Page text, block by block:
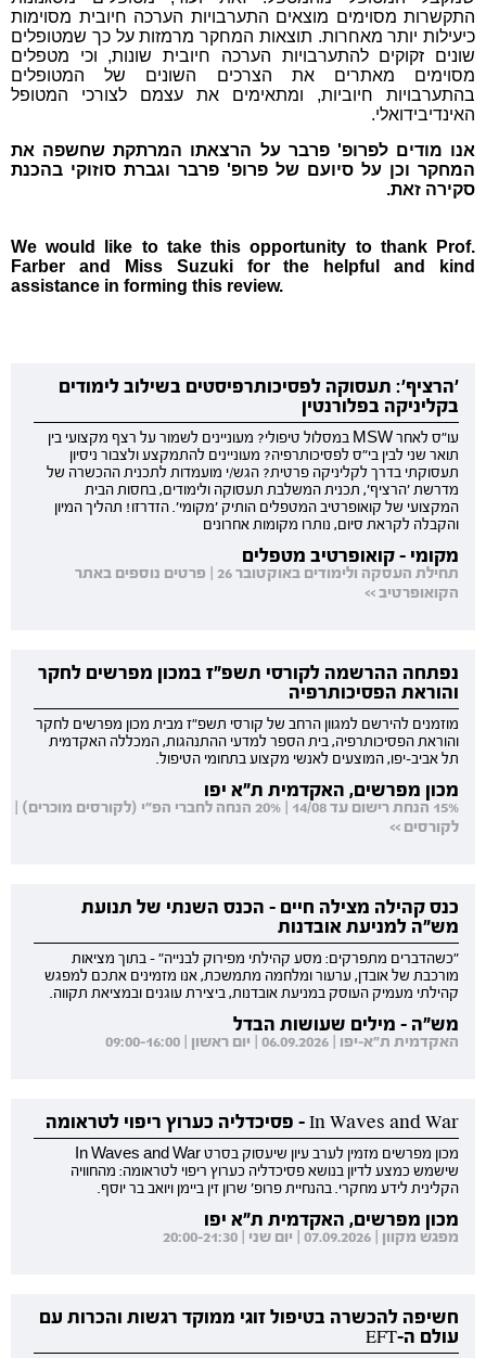
התקשרות מסוימים מוצאים התערבויות הערכה חיובית מסוימות
כיעילות יותר מאחרות. תוצאות המחקר מרמזות על כך שמטופלים
שונים זקוקים להתערבויות הערכה חיובית שונות, וכי מטפלים
מסוימים מאתרים את הצרכים השונים של המטופלים
בהתערבויות חיוביות, ומתאימים את עצמם לצורכי המטופל
האינדיבידואלי.
אנו מודים לפרופ' פרבר על הרצאתו המרתקת שחשפה את
המחקר וכן על סיועם של פרופ' פרבר וגברת סוזוקי בהכנת
סקירה זאת.
We would like to take this opportunity to thank Prof.
Farber and Miss Suzuki for the helpful and kind
assistance in forming this review.
'הרציף': תעסוקה לפסיכותרפיסטים בשילוב לימודים
בקליניקה בפלורנטין
עו"ס לאחר MSW במסלול טיפולי? מעוניינים לשמור על רצף מקצועי בין
תואר שני לבין בי"ס לפסיכותרפיה? מעוניינים להתמקצע ולצבור ניסיון
תעסוקתי בדרך לקליניקה פרטית? הגש/י מועמדות לתכנית ההכשרה של
מדרשת 'הרציף', תכנית המשלבת תעסוקה ולימודים, בחסות הבית
המקצועי של קואופרטיב המטפלים הותיק 'מקומי'. הזדרזו! תהליך המיון
והקבלה לקראת סיום, נותרו מקומות אחרונים
מקומי - קואופרטיב מטפלים
תחילת העסקה ולימודים באוקטובר 26 | פרטים נוספים באתר
הקואופרטיב >>
נפתחה ההרשמה לקורסי תשפ"ז במכון מפרשים לחקר
והוראת הפסיכותרפיה
מוזמנים להירשם למגוון הרחב של קורסי תשפ"ז מבית מכון מפרשים לחקר
והוראת הפסיכותרפיה, בית הספר למדעי ההתנהגות, המכללה האקדמית
תל אביב-יפו, המוצעים לאנשי מקצוע בתחומי הטיפול.
מכון מפרשים, האקדמית ת"א יפו
15% הנחת רישום עד 14/08 | 20% הנחה לחברי הפ"י (לקורסים מוכרים) |
לקורסים >>
כנס קהילה מצילה חיים - הכנס השנתי של תנועת
מש"ה למניעת אובדנות
"כשהדברים מתפרקים: מסע קהילתי מפירוק לבנייה" - בתוך מציאות
מורכבת של אובדן, ערעור ומלחמה מתמשכת, אנו מזמינים אתכם למפגש
קהילתי מעמיק העוסק במניעת אובדנות, ביצירת עוגנים ובמציאת תקווה.
מש"ה - מילים שעושות הבדל
האקדמית ת"א-יפו | 06.09.2026 | יום ראשון | 09:00-16:00
In Waves and War - פסיכדליה כערוץ ריפוי לטראומה
מכון מפרשים מזמין לערב עיון שיעסוק בסרט In Waves and War
שישמש כמצע לדיון בנושא פסיכדליה כערוץ ריפוי לטראומה: מהחוויה
הקלינית לידע מחקרי. בהנחיית פרופ' שרון זין ביימן ויואב בר יוסף.
מכון מפרשים, האקדמית ת"א יפו
מפגש מקוון | 07.09.2026 | יום שני | 20:00-21:30
חשיפה להכשרה בטיפול זוגי ממוקד רגשות והכרות עם
עולם ה-EFT